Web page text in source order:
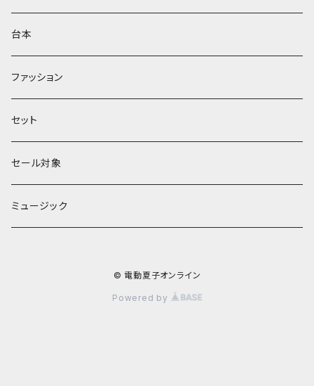
Performenシリーズ
館シリーズ
ЖeНoрмаnシリーズ
台本
ファッション
セット
セール対象
ミュージック
© 電動夏子オンライン
Powered by